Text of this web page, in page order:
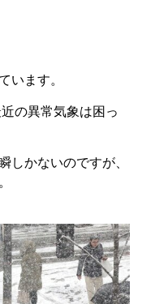
います。
の異常気象は困っ
しかないのですが、